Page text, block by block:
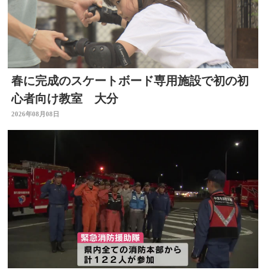
春に完成のスケートボード専用施設で初の初
心者向け教室 大分
2026年08月08日